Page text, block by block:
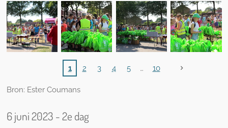
1 2 3 4 5 10
Bron: Ester Coumans
6 juni 2023 - 2e dag